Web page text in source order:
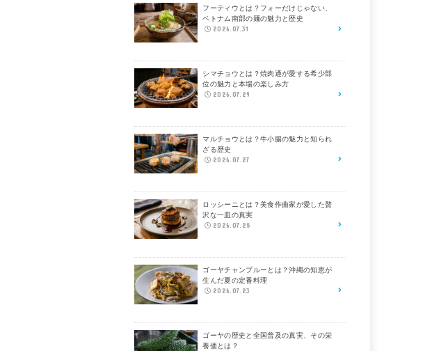
フーティウとは？フォーだけじゃない、
ベトナム南部の麺の魅力と歴史
2026.07.31
シマチョウとは？焼肉通が愛する希少部
位の魅力と本場の楽しみ方
2026.07.29
マルチョウとは？牛小腸の魅力と知られ
ざる歴史
2026.07.27
ロッシーニとは？美食作曲家が愛した贅
沢な一皿の真実
2026.07.25
ゴーヤチャンプルーとは？沖縄の知恵が
生んだ夏の定番料理
2026.07.23
ゴーヤの歴史と全国普及の真実、その栄
養価とは？